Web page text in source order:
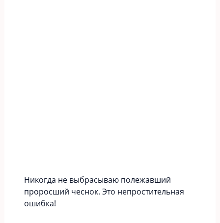
Никогда не выбрасываю полежавший
проросший чеснок. Это непростительная
ошибка!